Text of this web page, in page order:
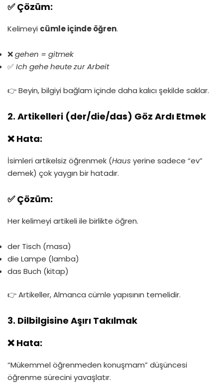
✅ Çözüm:
Kelimeyi cümle içinde öğren.
❌gehen = gitmek
✅Ich gehe heute zur Arbeit
👉 Beyin, bilgiyi bağlam içinde daha kalıcı şekilde saklar.
2. Artikelleri (der/die/das) Göz Ardı Etmek
❌ Hata:
İsimleri artikelsiz öğrenmek (Haus yerine sadece “ev”
demek) çok yaygın bir hatadır.
✅ Çözüm:
Her kelimeyi artikeli ile birlikte öğren.
der Tisch (masa)
die Lampe (lamba)
das Buch (kitap)
👉 Artikeller, Almanca cümle yapısının temelidir.
3. Dilbilgisine Aşırı Takılmak
❌ Hata:
“Mükemmel öğrenmeden konuşmam” düşüncesi
öğrenme sürecini yavaşlatır.